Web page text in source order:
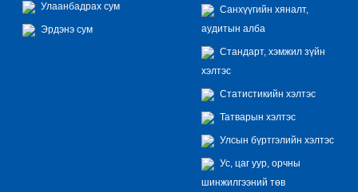
Улаанбадрах сум
Эрдэнэ сум
Санхүүгийн хяналт,
аудитын алба
Стандарт, хэмжил зүйн
хэлтэс
Статистикийн хэлтэс
Татварын хэлтэс
Улсын бүртгэлийн хэлтэс
Ус, цаг уур, орчны
шинжилгээний төв